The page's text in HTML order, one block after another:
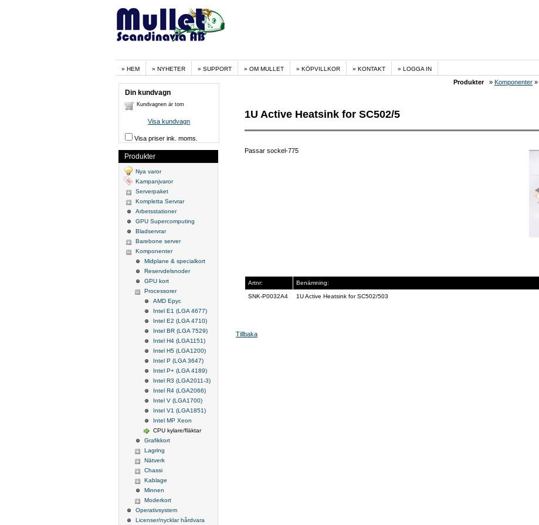
HEM NYHETER SUPPORT OM MULLET KÖPVILLKOR KONTAKT LOGGA IN
Produkter» Komponenter »
1U Active Heatsink for SC502/5
Passar sockel-775
Artnr: Benämning:
SNK-P0032A4 1U Active Heatsink for SC502/503
Tillbaka
Din kundvagn
Kundvagnen är tom
Visa kundvagn
Visa priser ink. moms.
Produkter
Nya varor
Kampanjvaror
Serverpaket
Kompletta Servrar
Arbetsstationer
GPU Supercomputing
Bladservrar
Barebone server
Komponenter
Midplane & specialkort
Reservdelsnoder
GPU kort
Processorer
AMD Epyc
Intel E1 (LGA 4677)
Intel E2 (LGA 4710)
Intel BR (LGA 7529)
Intel H4 (LGA1151)
Intel H5 (LGA1200)
Intel P (LGA 3647)
Intel P+ (LGA 4189)
Intel R3 (LGA2011-3)
Intel R4 (LGA2066)
Intel V (LGA1700)
Intel V1 (LGA1851)
Intel MP Xeon
CPU kylare/fläktar
Grafikkort
Lagring
Nätverk
Chassi
Kablage
Minnen
Moderkort
Operativsystem
Licenser/nycklar hårdvara